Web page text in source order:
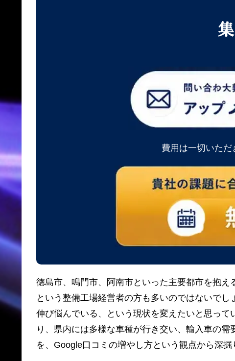
費用は一切いただ
徳島市、鳴門市、阿南市といった主要都市を抱
という整備工場経営者の方も多いのではないで
伸び悩んでいる、という現状を変えたいと思っ
り、県内には多様な車種が行き交い、輸入車の
を、Google口コミの増やし方という観点から深掘